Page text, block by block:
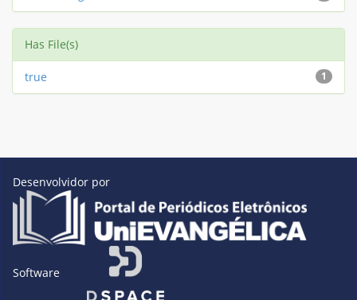
Has File(s)
1
true
Desenvolvidor por
Software